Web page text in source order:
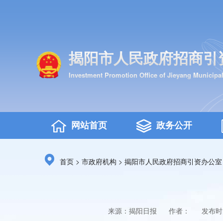
揭阳市人民政府招商
Investment Promotion Office of Jieyang
网站首页 政务公开
首页 > 市政府机构 > 揭阳市人民政府招商引资办公室
来源：揭阳日报 作者： 发布